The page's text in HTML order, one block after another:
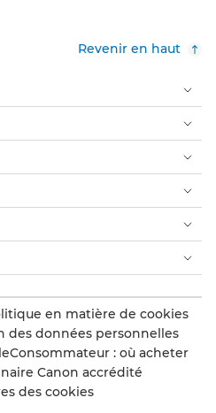
Revenir en haut
en matière de cookies
des données personnelles
Consommateur : où acheter
Canon accrédité
des cookies